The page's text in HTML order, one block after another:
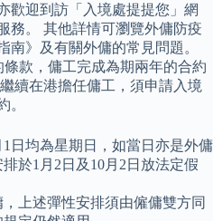
歡迎到訪「入境處提提您」網
務。 其他詳情可瀏覽外傭防疫
南》及有關外傭的常見問題。
款，傭工完成為期兩年的合約
續在港擔任傭工，須申請入境
。
1日均為星期日，如當日亦是外傭
於1月2日及10月2日放法定假
上述彈性安排須由僱傭雙方同